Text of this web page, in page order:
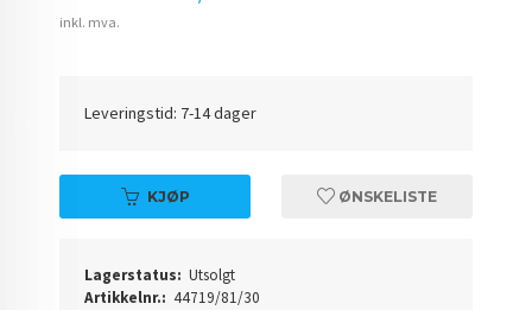
inkl. mva.
Leveringstid: 7-14 dager
KJØP ØNSKELISTE
Lagerstatus: Utsolgt
Artikkelnr.: 44719/81/30